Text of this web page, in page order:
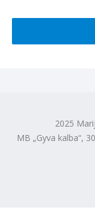
2025
MB „Gyva kalba“,